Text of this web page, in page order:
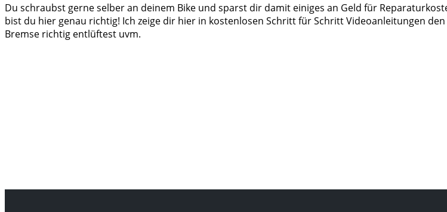
Du schraubst gerne selber an deinem Bike und sparst dir damit einiges an Geld für
bist du hier genau richtig! Ich zeige dir hier in kostenlosen Schritt für Schritt Videoanleitungen
Bremse richtig entlüftest uvm.